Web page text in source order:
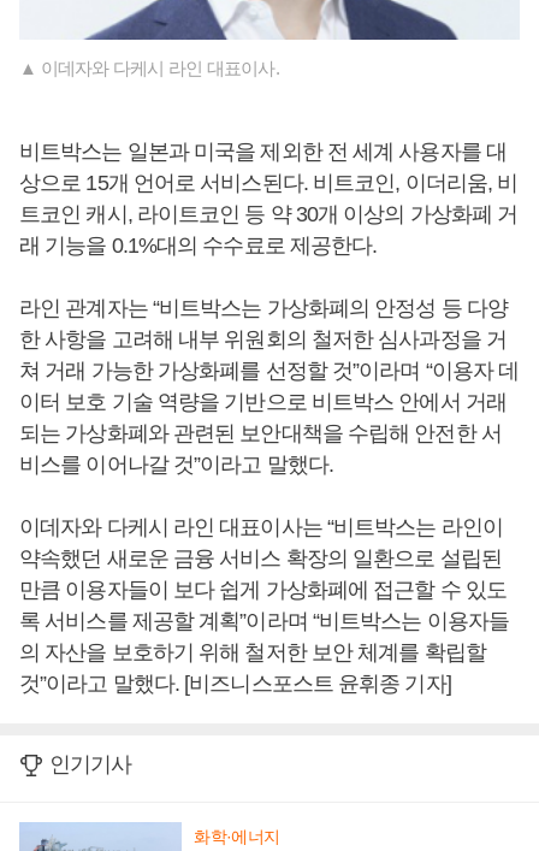
▲ 이데자와 다케시 라인 대표이사.
비트박스는 일본과 미국을 제외한 전 세계 사용자를 대
상으로 15개 언어로 서비스된다. 비트코인, 이더리움, 비
트코인 캐시, 라이트코인 등 약 30개 이상의 가상화폐 거
래 기능을 0.1%대의 수수료로 제공한다.
라인 관계자는 “비트박스는 가상화폐의 안정성 등 다양
한 사항을 고려해 내부 위원회의 철저한 심사과정을 거
쳐 거래 가능한 가상화폐를 선정할 것”이라며 “이용자 데
이터 보호 기술 역량을 기반으로 비트박스 안에서 거래
되는 가상화폐와 관련된 보안대책을 수립해 안전한 서
비스를 이어나갈 것”이라고 말했다.
이데자와 다케시 라인 대표이사는 “비트박스는 라인이
약속했던 새로운 금융 서비스 확장의 일환으로 설립된
만큼 이용자들이 보다 쉽게 가상화폐에 접근할 수 있도
록 서비스를 제공할 계획”이라며 “비트박스는 이용자들
의 자산을 보호하기 위해 철저한 보안 체계를 확립할
것”이라고 말했다. [비즈니스포스트 윤휘종 기자]
인기기사
화학·에너지